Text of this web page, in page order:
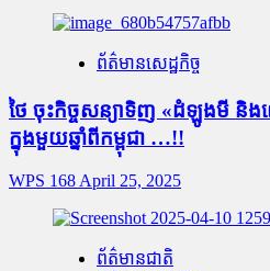
ព័ត៌មានសេដ្ឋកិច្ច
ថៃ ចុះកិច្ចសន្យាទិញ «ដំឡូងមី និ
ក្នុងមួយឆ្នាំពីកម្ពុជា …!!
WPS 168 April 25, 2025
ព័ត៌មានជាតិ